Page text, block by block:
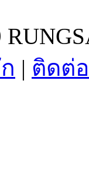
| ติดต่